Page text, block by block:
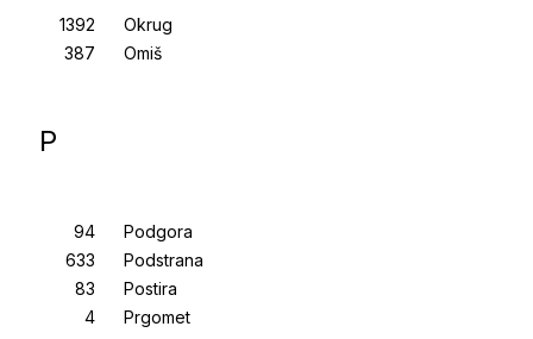
Okrug
Omiš
P
Podgora
Podstrana
Postira
Prgomet